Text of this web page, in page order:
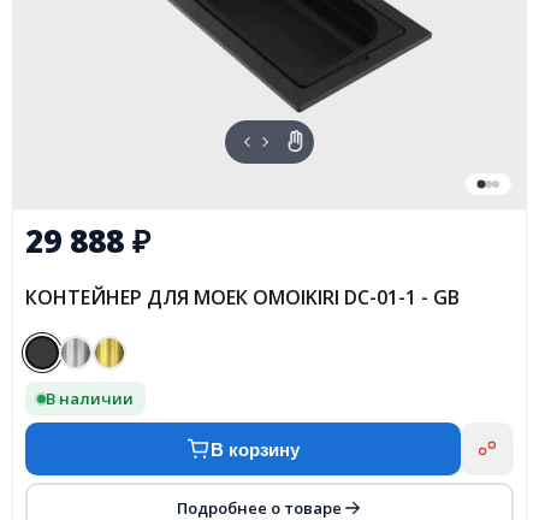
29 888₽
КОНТЕЙНЕР ДЛЯ МОЕК OMOIKIRI DC-01-1 - GB
В наличии
В корзину
Подробнее о товаре